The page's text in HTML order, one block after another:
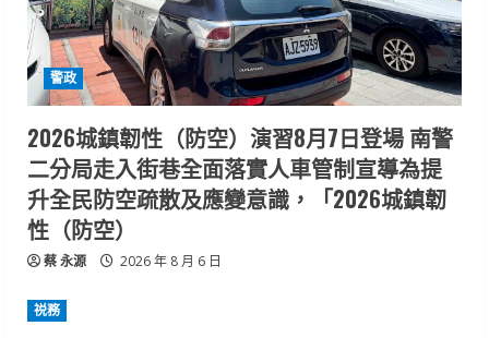
警政
2026城鎮韌性（防空）演習8月7日登場 南警
二分局走入街巷全面落實人車管制宣導為提
升全民防空疏散及應變意識，「2026城鎮韌
性（防空）
蔡 永源 2026 年 8 月 6 日
祱務